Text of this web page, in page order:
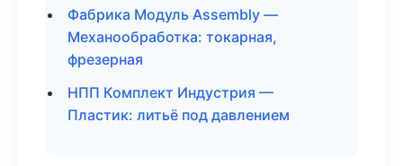
Фабрика Модуль Assembly —
Механообработка: токарная,
фрезерная
НПП Комплект Индустрия —
Пластик: литьё под давлением